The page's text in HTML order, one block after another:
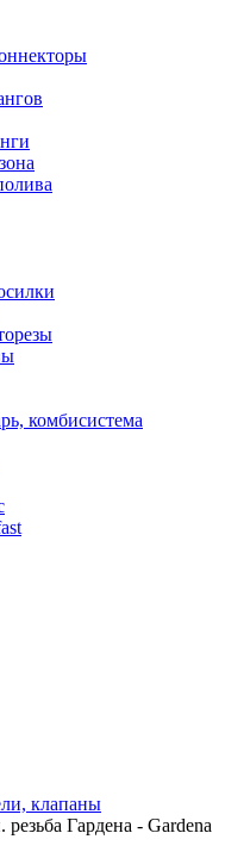
комбисистема
клапаны
Гардена - Gardena